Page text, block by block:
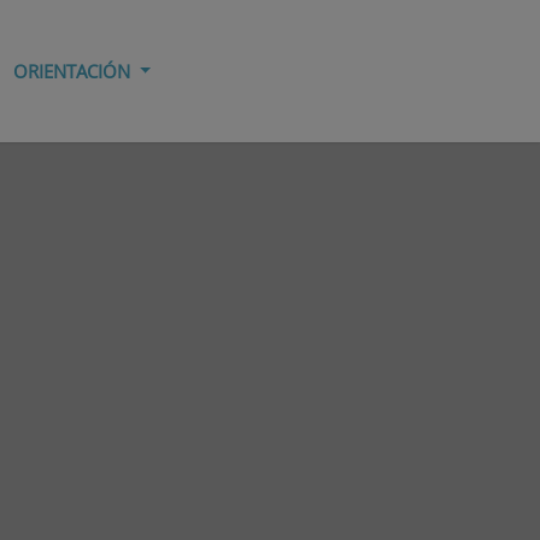
ORIENTACIÓN